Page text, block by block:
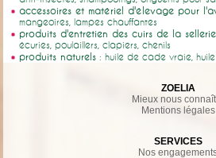
accessoires et matériel d'élevage pour
mangeoires, lampes chauffantes
produits d'entretien des cuirs de la
écuries, poulaillers, clapiers, chenils
produits naturels : huile de cade vraie,
ZOELIA
Mieux nous
Mentions légales
SERVICES
Nos